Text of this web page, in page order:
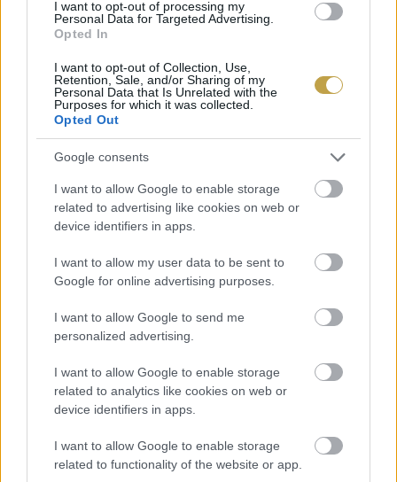
I want to opt-out of processing my
Personal Data for Targeted Advertising.
Opted In
I want to opt-out of Collection, Use,
Retention, Sale, and/or Sharing of my
Personal Data that Is Unrelated with the
Purposes for which it was collected.
Opted Out
Google consents
I want to allow Google to enable storage
related to advertising like cookies on web or
device identifiers in apps.
I want to allow my user data to be sent to
Google for online advertising purposes.
I want to allow Google to send me
personalized advertising.
I want to allow Google to enable storage
related to analytics like cookies on web or
device identifiers in apps.
I want to allow Google to enable storage
related to functionality of the website or app.
A fekete sport kipufogóvégek és ablakkeretek
sportosan elegáns megjelenését. Ehhez
illeszkedve a Platinum Edition modellek fehér és
fekete, valamint Jet fekete metál, Carrara fehér
metál, mahagóni metál, holdfénykék metál és
kréta különleges színben elérhetők.
A külsőhöz tökéletesen igazodik a stílusos belső
tér kréta színű biztonsági övekkel és ’Platinum
Edition’ felirattal ellátott, szálcsiszolt alumínium
ajtóküszöbökkel. Ehhez társul az alumínium belső
csomag és számos ezüstszínű elem.
A Cayenne Platinum Edition különösen gazdag
alapfelszereltséggel rendelkezik. Ez magában
foglalja a LED-es fényszórókat Porsche Dynamic
Light System (PDLS) rendszerrel, a panoráma